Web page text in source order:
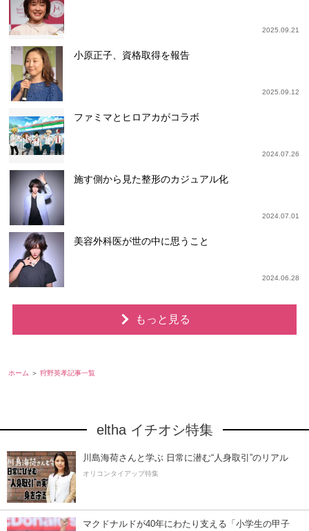
2025.09.21
小原正子、資格取得を報告
2025.09.12
ファミマとヒロアカがコラボ
2024.07.26
施す側から見た整形のカジュアル化
2024.07.01
美容外科医が世の中に思うこと
2024.06.28
もっと見る
ホーム 狩野英孝記事一覧
eltha イチオシ特集
川島海荷さんと学ぶ 日常に潜む“人身取引”のリアル
オリコンタイアップ特集
マクドナルドが40年にわたり支える「小学生の甲子